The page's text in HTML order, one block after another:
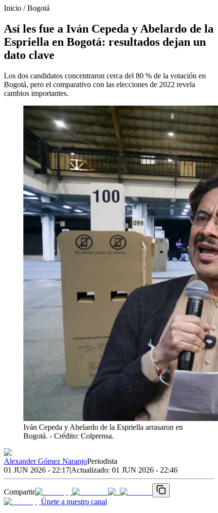
Inicio /Bogotá
Así les fue a Iván Cepeda y Abelardo de la
Espriella en Bogotá: resultados dejan un
dato clave
Los dos candidatos concentraron cerca del 80 % de la votación en
Bogotá, pero el comparativo con las elecciones de 2022 revela
cambios importantes.
Iván Cepeda y Abelardo de la Espriella arrasaron en
Bogotá. - Crédito: Colprensa.
Alexander Gómez NaranjoPeriodista
01 JUN 2026 - 22:17|Actualizado: 01 JUN 2026 - 22:46
Compartir
Únete a nuestro canal